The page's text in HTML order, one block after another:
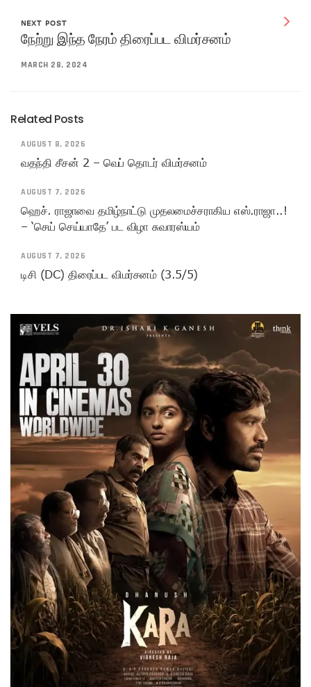
NEXT POST
நேற்று இந்த நேரம் திரைப்பட விமர்சனம்
MARCH 28, 2024
Related Posts
AUGUST 8, 2026
வதந்தி சீசன் 2 – வெப் தொடர் விமர்சனம்
AUGUST 7, 2026
ஹெச். ராஜாவை தமிழ்நாட்டு முதலமைச்சராகிய எஸ்.ராஜா..!
– ‘செய் செய்யாதே’ பட விழா சுவாரஸ்யம்
AUGUST 7, 2026
டிசி (DC) திரைப்பட விமர்சனம் (3.5/5)